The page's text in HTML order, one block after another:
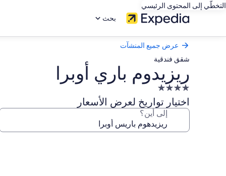
التخطّي إلى المحتوى الرئيسي
بحث
عرض جميع المنشآت
شقق فندقية
ريزيدوم باري أوبرا
منشأة
فندقية
مصنفة
4.0
اختيار تواريخ لعرض الأسعار
إلى أين؟